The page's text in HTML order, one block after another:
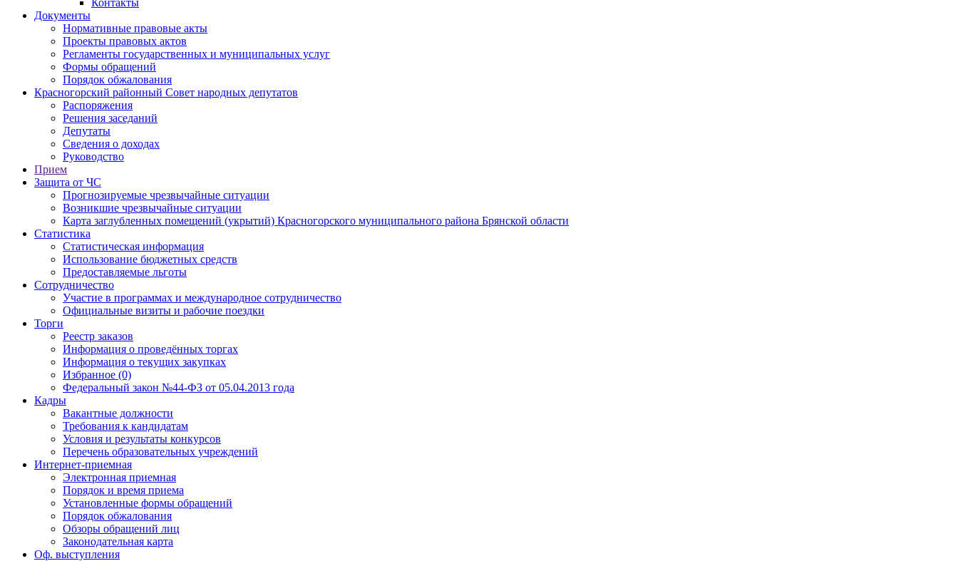
Документы
Нормативные правовые акты
Проекты правовых актов
Регламенты государственных и муниципальных услуг
Формы обращений
Порядок обжалования
Красногорский районный Совет народных депутатов
Распоряжения
Решения заседаний
Депутаты
Сведения о доходах
Руководство
Прием
Защита от ЧС
Прогнозируемые чрезвычайные ситуации
Возникшие чрезвычайные ситуации
Карта заглубленных помещений (укрытий) Красногорского муниципального района Брянской области
Статистика
Статистическая информация
Использование бюджетных средств
Предоставляемые льготы
Сотрудничество
Участие в программах и международное сотрудничество
Официальные визиты и рабочие поездки
Торги
Реестр заказов
Информация о проведённых торгах
Информация о текущих закупках
Избранное (0)
Федеральный закон №44-ФЗ от 05.04.2013 года
Кадры
Вакантные должности
Требования к кандидатам
Условия и результаты конкурсов
Перечень образовательных учреждений
Интернет-приемная
Электронная приемная
Порядок и время приема
Установленные формы обращений
Порядок обжалования
Обзоры обращений лиц
Законодательная карта
Оф. выступления